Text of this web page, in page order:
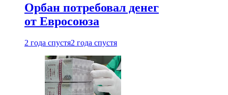
Орбан потребовал денег
от Евросоюза
2 года спустя2 года спустя